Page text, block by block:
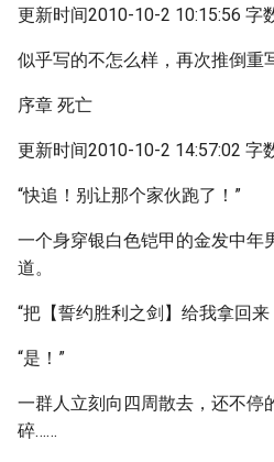
更新时间2010-10-2 10:15:56 字
似乎写的不怎么样，再次推倒重
序章 死亡
更新时间2010-10-2 14:57:02 字
“快追！别让那个家伙跑了！”
一个身穿银白色铠甲的金发中年
道。
“把【誓约胜利之剑】给我拿回来
“是！”
一群人立刻向四周散去，还不停
碎……